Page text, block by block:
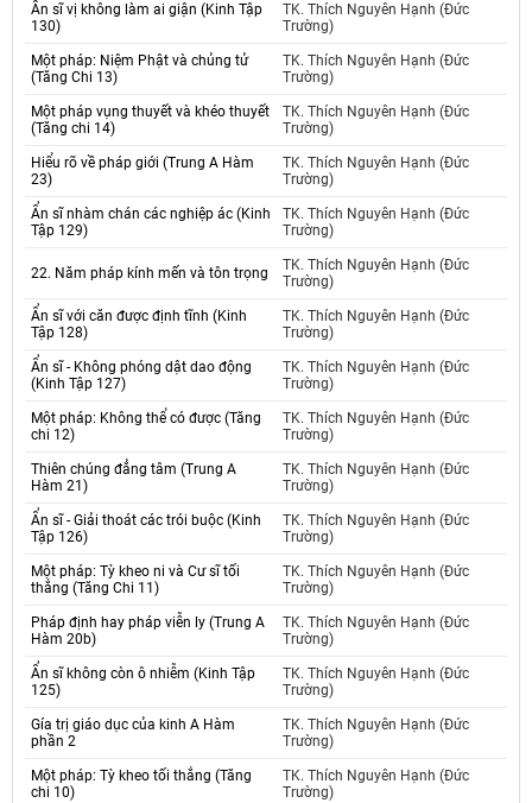
Ẩn sĩ vị không làm ai giận (Kinh Tập
130)
TK. Thích Nguyên Hạnh (Đức
Trường)
Một pháp: Niệm Phật và chủng tử
(Tăng Chi 13)
TK. Thích Nguyên Hạnh (Đức
Trường)
Một pháp vụng thuyết và khéo thuyết
(Tăng chi 14)
TK. Thích Nguyên Hạnh (Đức
Trường)
Hiểu rõ về pháp giới (Trung A Hàm
23)
TK. Thích Nguyên Hạnh (Đức
Trường)
Ẩn sĩ nhàm chán các nghiệp ác (Kinh
Tập 129)
TK. Thích Nguyên Hạnh (Đức
Trường)
22. Năm pháp kính mến và tôn trọng
TK. Thích Nguyên Hạnh (Đức
Trường)
Ẩn sĩ với căn được định tĩnh (Kinh
Tập 128)
TK. Thích Nguyên Hạnh (Đức
Trường)
Ẩn sĩ - Không phóng dật dao động
(Kinh Tập 127)
TK. Thích Nguyên Hạnh (Đức
Trường)
Một pháp: Không thể có được (Tăng
chi 12)
TK. Thích Nguyên Hạnh (Đức
Trường)
Thiên chúng đẳng tâm (Trung A
Hàm 21)
TK. Thích Nguyên Hạnh (Đức
Trường)
Ẩn sĩ - Giải thoát các trói buộc (Kinh
Tập 126)
TK. Thích Nguyên Hạnh (Đức
Trường)
Một pháp: Tỳ kheo ni và Cư sĩ tối
thắng (Tăng Chi 11)
TK. Thích Nguyên Hạnh (Đức
Trường)
Pháp định hay pháp viễn ly (Trung A
Hàm 20b)
TK. Thích Nguyên Hạnh (Đức
Trường)
Ẩn sĩ không còn ô nhiễm (Kinh Tập
125)
TK. Thích Nguyên Hạnh (Đức
Trường)
Gía trị giáo dục của kinh A Hàm
phần 2
TK. Thích Nguyên Hạnh (Đức
Trường)
Một pháp: Tỳ kheo tối thắng (Tăng
chi 10)
TK. Thích Nguyên Hạnh (Đức
Trường)